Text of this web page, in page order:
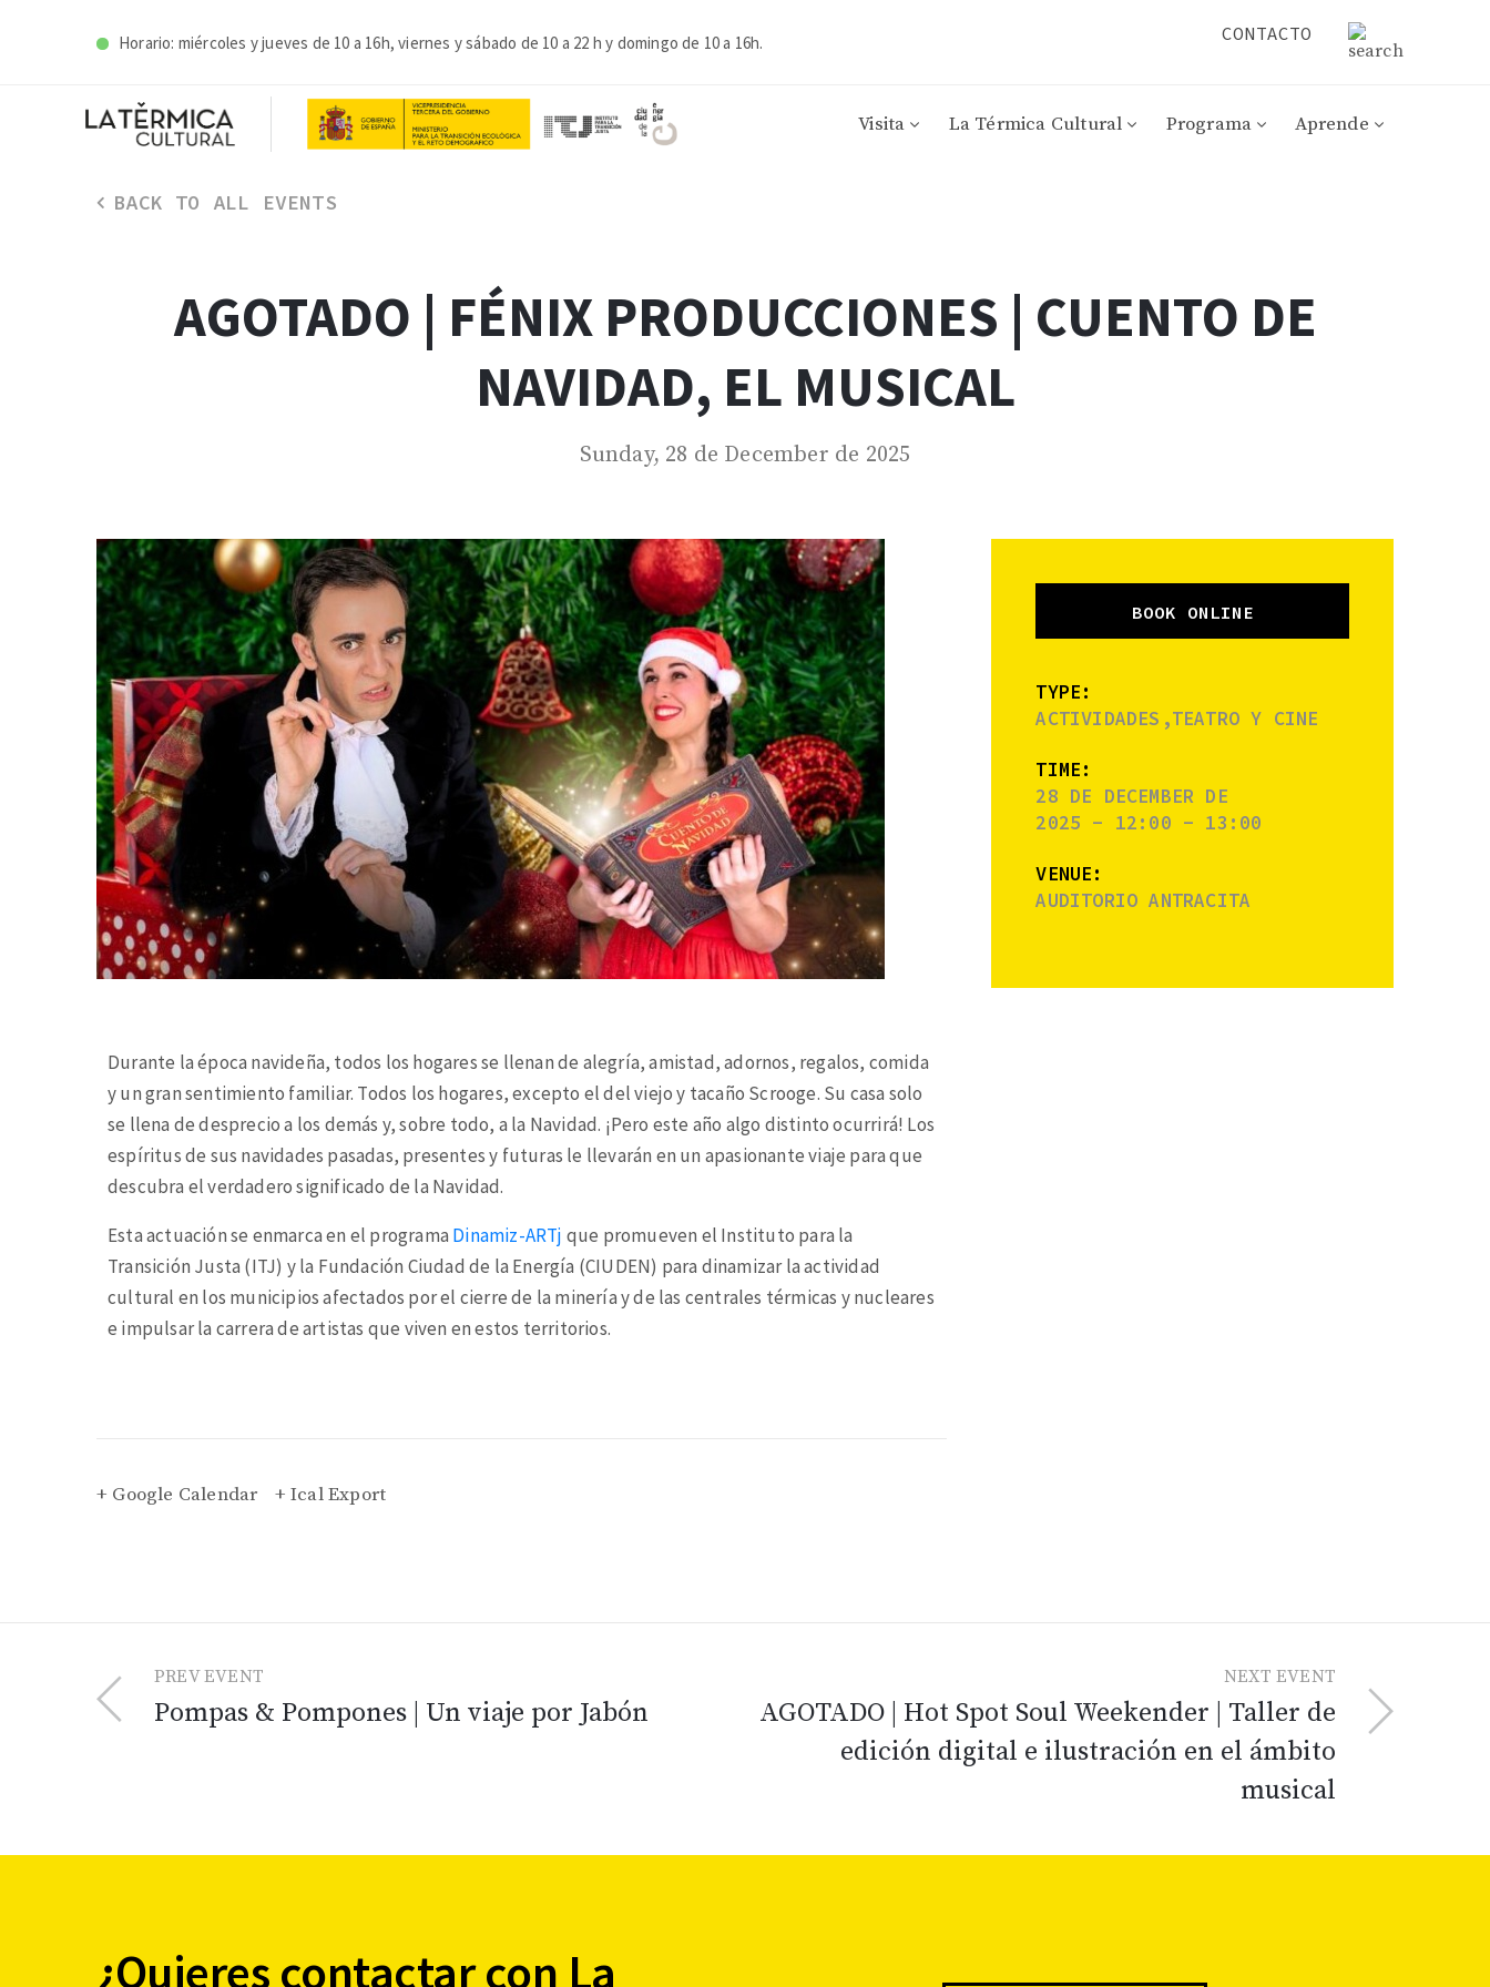
Horario: miércoles y jueves de 10 a 16h, viernes y sábado de 10 a 22 h y domingo de 10 a 16h. CONTACTO
Visita La Térmica Cultural Programa Aprende
BACK TO ALL EVENTS
AGOTADO | FÉNIX PRODUCCIONES | CUENTO DE
NAVIDAD, EL MUSICAL
Sunday, 28 de December de 2025
Durante la época navideña, todos los hogares se llenan de alegría, amistad, adornos, regalos, comida
y un gran sentimiento familiar. Todos los hogares, excepto el del viejo y tacaño Scrooge. Su casa solo
se llena de desprecio a los demás y, sobre todo, a la Navidad. ¡Pero este año algo distinto ocurrirá! Los
espíritus de sus navidades pasadas, presentes y futuras le llevarán en un apasionante viaje para que
descubra el verdadero significado de la Navidad.
Esta actuación se enmarca en el programa Dinamiz-ARTj que promueven el Instituto para la
Transición Justa (ITJ) y la Fundación Ciudad de la Energía (CIUDEN) para dinamizar la actividad
cultural en los municipios afectados por el cierre de la minería y de las centrales térmicas y nucleares
e impulsar la carrera de artistas que viven en estos territorios.
+ Google Calendar + Ical Export
BOOK ONLINE
TYPE:
ACTIVIDADES,TEATRO Y CINE
TIME:
28 DE DECEMBER DE
2025 - 12:00 - 13:00
VENUE:
AUDITORIO ANTRACITA
PREV EVENT
Pompas & Pompones | Un viaje por Jabón
NEXT EVENT
AGOTADO | Hot Spot Soul Weekender | Taller de
edición digital e ilustración en el ámbito
musical
¿Quieres contactar con La